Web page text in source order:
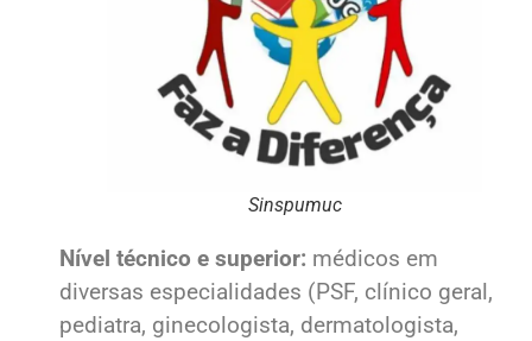
Sinspumuc
Nível técnico e superior: médicos em
diversas especialidades (PSF, clínico geral,
pediatra, ginecologista, dermatologista,